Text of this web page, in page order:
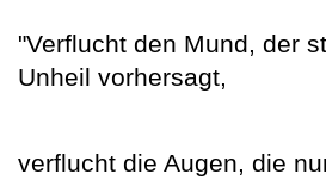
"Verflucht den Mund, der
Unheil vorhersagt,
verflucht die Augen, die